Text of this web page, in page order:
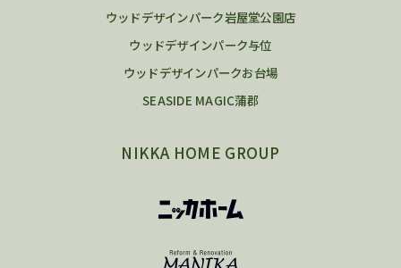
ウッドデザインパーク岩屋堂公園店
ウッドデザインパーク与位
ウッドデザインパークお台場
SEASIDE MAGIC蒲郡
NIKKA HOME GROUP